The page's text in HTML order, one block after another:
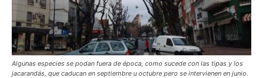
Algunas especies se podan fuera de época, como sucede con las tipas y los
jacarandás, que caducan en septiembre u octubre pero se intervienen en junio.